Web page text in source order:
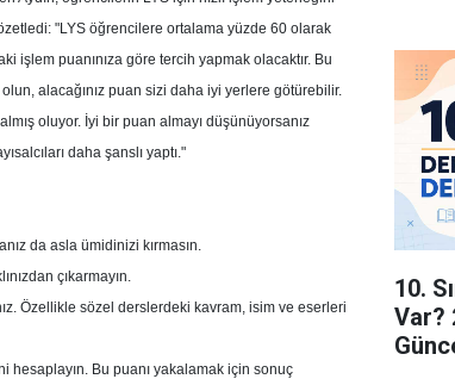
"LYS öğrencilere ortalama yüzde 60 olarak
işlem puanınıza göre tercih yapmak olacaktır. Bu
alacağınız puan sizi daha iyi yerlere götürebilir.
oluyor. İyi bir puan almayı düşünüyorsanız
daha şanslı yaptı."
da asla ümidinizi kırmasın.
çıkarmayın.
Özellikle sözel derslerdeki kavram, isim ve eserleri
hesaplayın. Bu puanı yakalamak için sonuç
10.
Var?